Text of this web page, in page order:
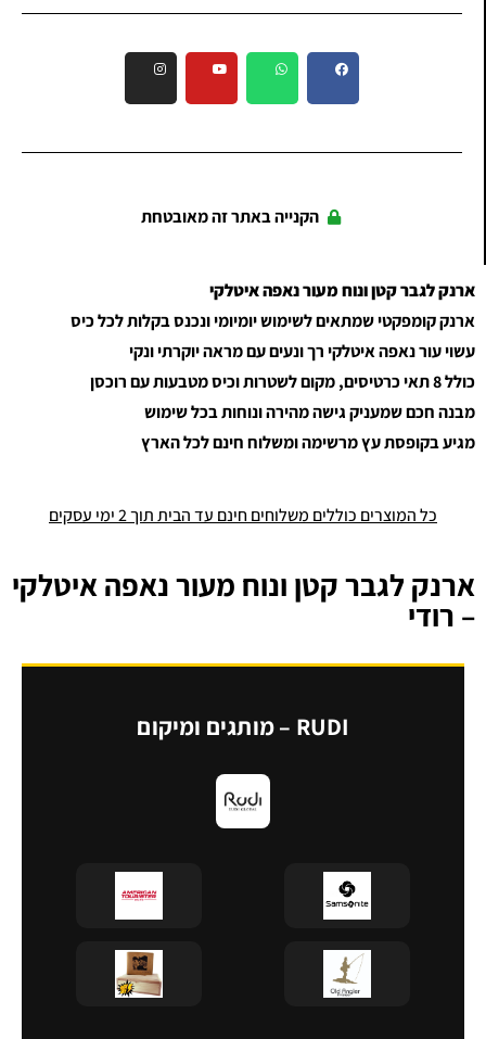
הקנייה באתר זה מאובטחת
ארנק לגבר קטן ונוח מעור נאפה איטלקי
ארנק קומפקטי שמתאים לשימוש יומיומי ונכנס בקלות לכל כיס
עשוי עור נאפה איטלקי רך ונעים עם מראה יוקרתי ונקי
כולל 8 תאי כרטיסים, מקום לשטרות וכיס מטבעות עם רוכסן
מבנה חכם שמעניק גישה מהירה ונוחות בכל שימוש
מגיע בקופסת עץ מרשימה ומשלוח חינם לכל הארץ
כל המוצרים כוללים משלוחים חינם עד הבית תוך 2 ימי עסקים
ארנק לגבר קטן ונוח מעור נאפה איטלקי
– רודי
RUDI – מותגים ומיקום